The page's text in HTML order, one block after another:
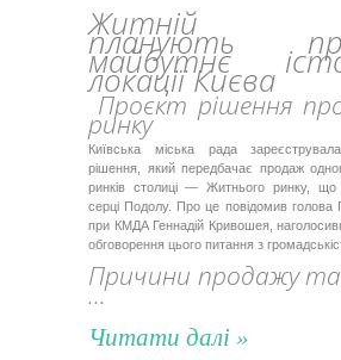
Житній
планують
майбутнє
локації Києва
Проєкт рішення
ринку
Київська міська рада
рішення, який передбачає продаж
ринків столиці — Житнього ринку,
серці Подолу. Про це повідомив голова
при КМДА Геннадій Кривошея,
обговорення цього питання з
Причини продажу
...
Читати далі »